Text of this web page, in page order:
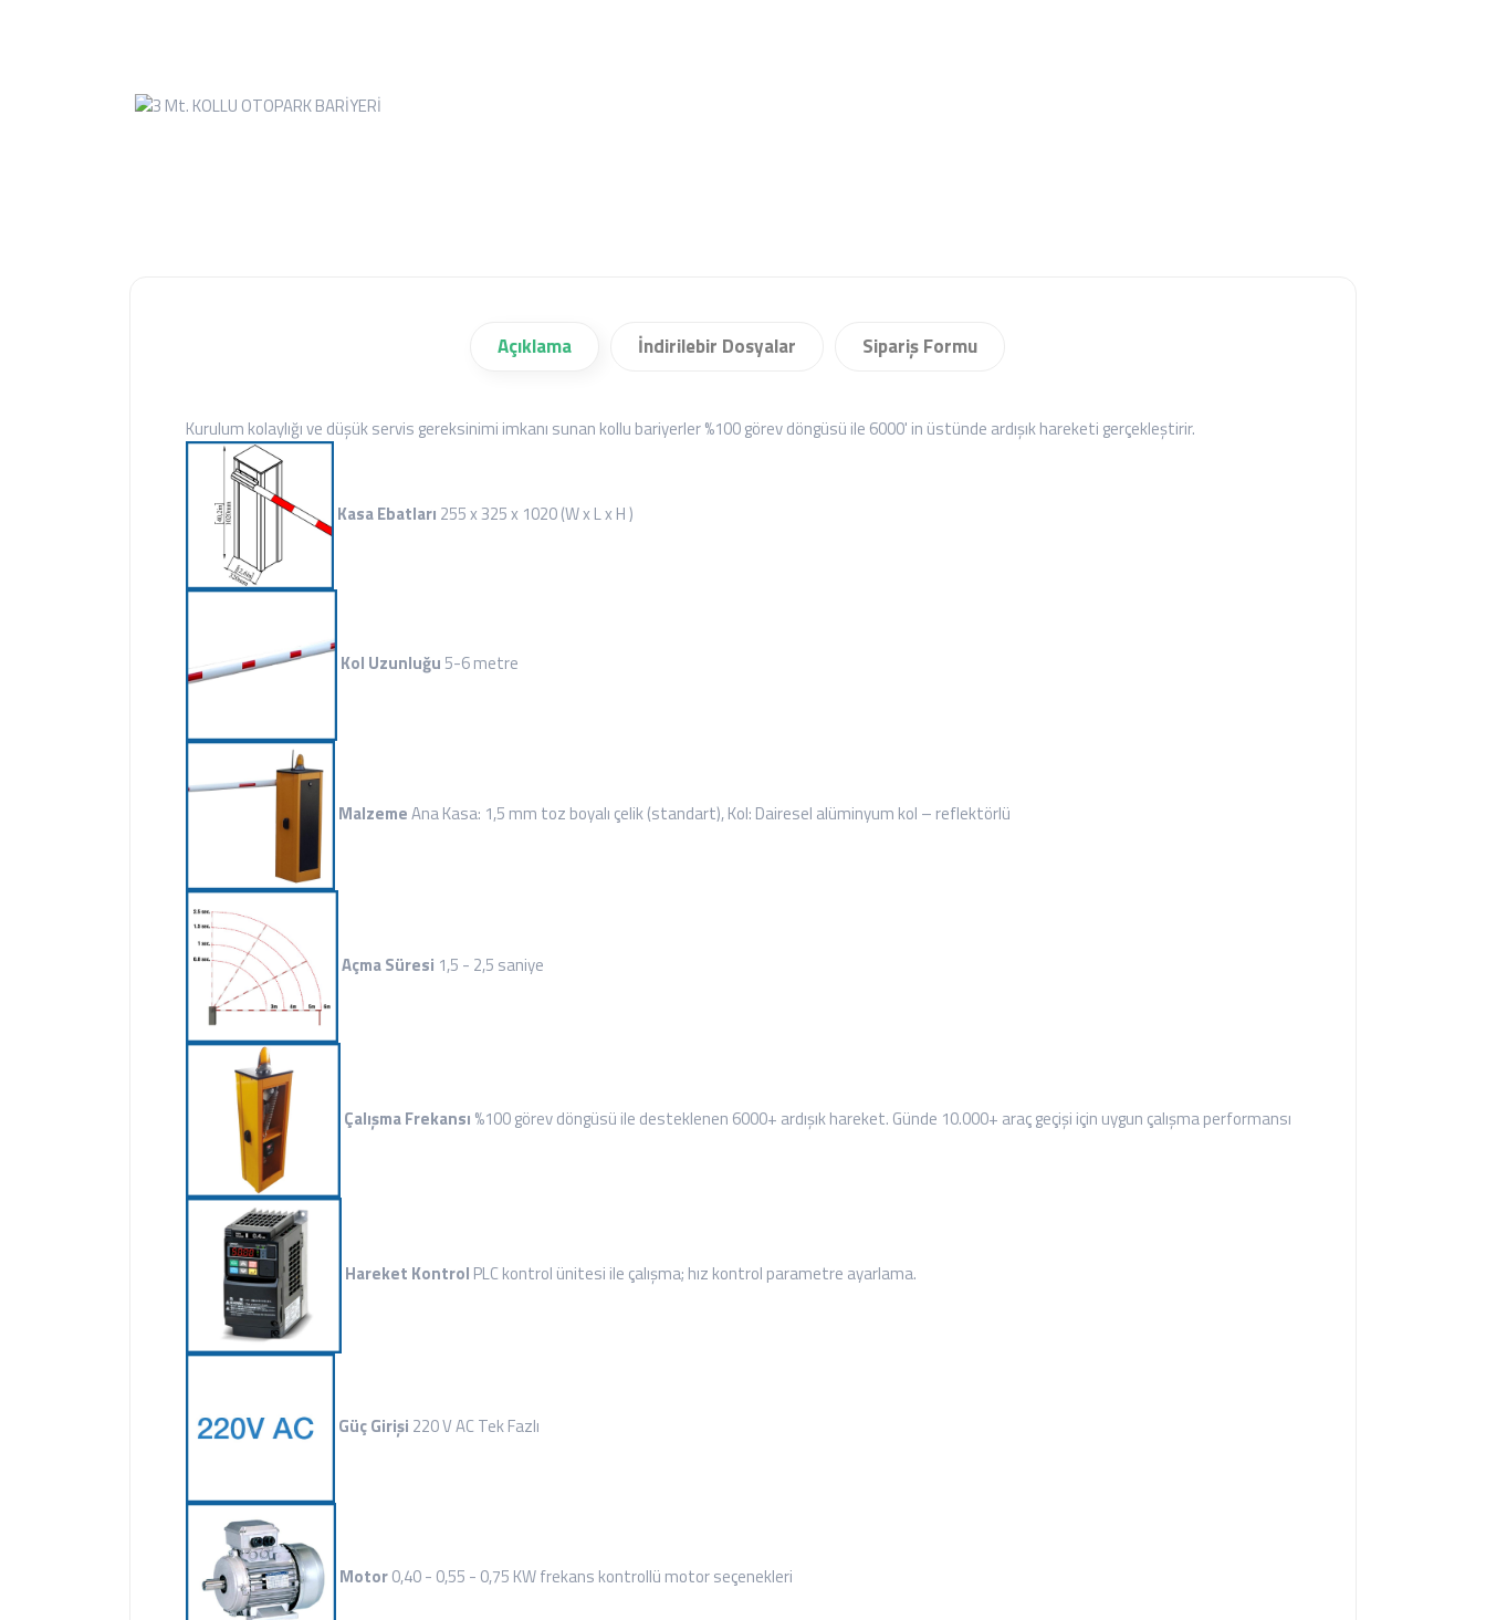
Açıklama İndirilebir Dosyalar Sipariş Formu
Kurulum kolaylığı ve düşük servis gereksinimi imkanı sunan kollu bariyerler %100 görev döngüsü ile 6000' in üstünde ardışık hareketi gerçekleştirir.
Kasa Ebatları 255 x 325 x 1020 (W x L x H )
Kol Uzunluğu 5-6 metre
MalzemeAna Kasa: 1,5 mm toz boyalı çelik (standart), Kol: Dairesel alüminyum kol – reflektörlü
Açma Süresi 1,5 - 2,5 saniye
Çalışma Frekansı %100 görev döngüsü ile desteklenen 6000+ ardışık hareket. Günde 10.000+ araç geçişi için uygun çalışma performansı
Hareket Kontrol PLC kontrol ünitesi ile çalışma; hız kontrol parametre ayarlama.
Güç Girişi 220 V AC Tek Fazlı
Motor0,40 - 0,55 - 0,75 KW frekans kontrollü motor seçenekleri